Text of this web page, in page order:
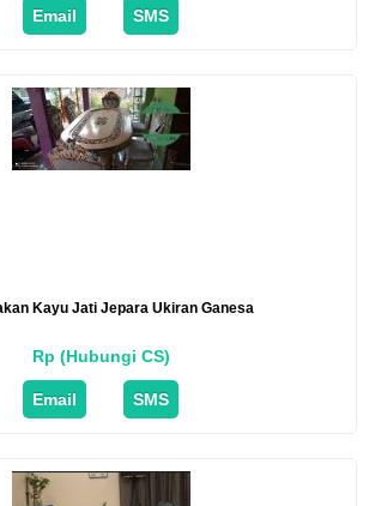
Email SMS
Kayu Jati Jepara Ukiran Ganesa
Rp (Hubungi CS)
Email SMS